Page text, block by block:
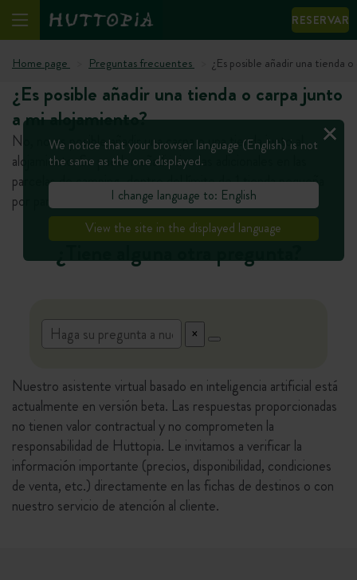
RESERVAR
Home page Preguntas frecuentes ¿Es posible añadir una tienda
¿Es posible añadir una tienda o carpa junto
a mi alojamiento?
No, no es posible añadir una carpa o una tienda junto al
alojamiento. Se pueden añadir tiendas adicionales en las
parcelas de camping, dentro del límite de 1 tienda pequeña
por parcela.
¿Tiene alguna otra pregunta?
Nuestro asistente virtual basado en inteligencia artificial está
actualmente en versión beta. Las respuestas proporcionadas
no tienen valor contractual y no comprometen la
responsabilidad de Huttopia. Le invitamos a verificar la
información importante (precios, disponibilidad, condiciones
de venta, etc.) directamente en las fichas de destinos o con
nuestro servicio de atención al cliente.
We notice that your browser language (English) is not
the same as the one displayed.
I change language to: English
View the site in the displayed language